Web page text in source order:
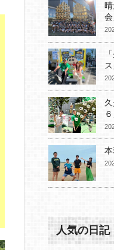
会
ス
人気の日記